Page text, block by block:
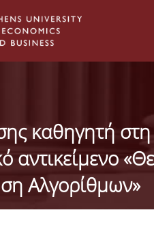
καθηγητή
αντικείμενο
Αλγορίθμων»